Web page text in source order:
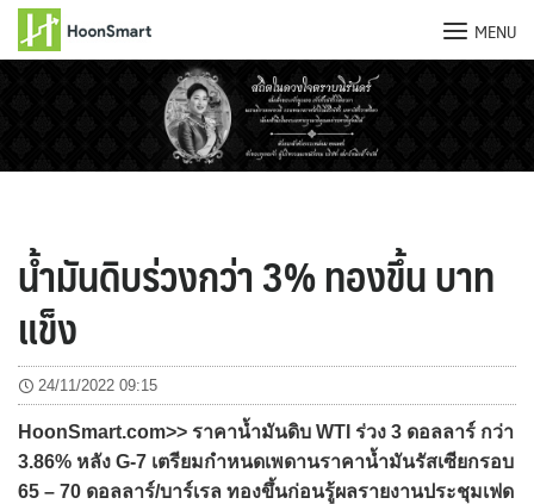
content
MENU
น้ำมันดิบร่วงกว่า 3% ทองขึ้น บาท
แข็ง
24/11/2022 09:15
HoonSmart.com>> ราคาน้ำมันดิบ WTI ร่วง 3 ดอลลาร์ กว่า
3.86% หลัง G-7 เตรียมกำหนดเพดานราคาน้ำมันรัสเซียกรอบ
65 – 70 ดอลลาร์/บาร์เรล ทองขึ้นก่อนรู้ผลรายงานประชุมเฟด